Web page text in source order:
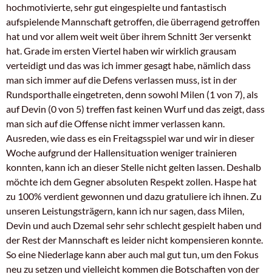
hochmotivierte, sehr gut eingespielte und fantastisch
aufspielende Mannschaft getroffen, die überragend getroffen
hat und vor allem weit weit über ihrem Schnitt 3er versenkt
hat. Grade im ersten Viertel haben wir wirklich grausam
verteidigt und das was ich immer gesagt habe, nämlich dass
man sich immer auf die Defens verlassen muss, ist in der
Rundsporthalle eingetreten, denn sowohl Milen (1 von 7), als
auf Devin (0 von 5) treffen fast keinen Wurf und das zeigt, dass
man sich auf die Offense nicht immer verlassen kann.
Ausreden, wie dass es ein Freitagsspiel war und wir in dieser
Woche aufgrund der Hallensituation weniger trainieren
konnten, kann ich an dieser Stelle nicht gelten lassen. Deshalb
möchte ich dem Gegner absoluten Respekt zollen. Haspe hat
zu 100% verdient gewonnen und dazu gratuliere ich ihnen. Zu
unseren Leistungsträgern, kann ich nur sagen, dass Milen,
Devin und auch Dzemal sehr sehr schlecht gespielt haben und
der Rest der Mannschaft es leider nicht kompensieren konnte.
So eine Niederlage kann aber auch mal gut tun, um den Fokus
neu zu setzen und vielleicht kommen die Botschaften von der